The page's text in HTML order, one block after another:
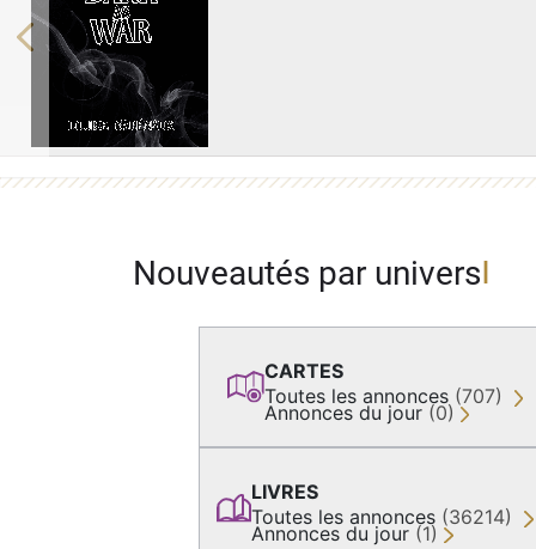
Previous
Nouveautés par univers
CARTES
Toutes les annonces (707)
Annonces du jour (0)
LIVRES
Toutes les annonces (36214)
Annonces du jour (1)